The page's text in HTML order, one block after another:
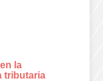
la
tributaria